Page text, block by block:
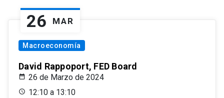
26 MAR
Macroeconomía
David Rappoport, FED Board
26 de Marzo de 2024
12:10 a 13:10